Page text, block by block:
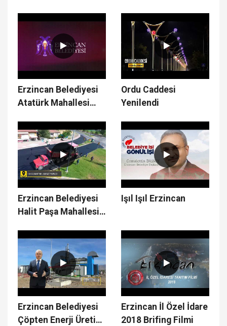
Çalışmaları
Erzincan Belediyesi
Atatürk Mahallesi
Ordu Caddesi
Yenilendi
Erzincan Belediyesi
Halit Paşa Mahallesi
Işıl Işıl Erzincan
Erzincan Belediyesi
Çöpten Enerji Üretim
Erzincan İl Özel İdare
2018 Brifing Filmi